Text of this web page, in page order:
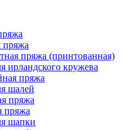
пряжа
пряжа (принтованная)
ирландского кружева
пряжа
шалей
пряжа
пряжа
шапки